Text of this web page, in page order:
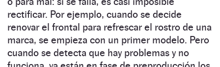
rectificar. Por ejemplo, cuando se decide
renovar el frontal para refrescar el rostro de una
marca, se empieza con un primer modelo. Pero
cuando se detecta que hay problemas y no